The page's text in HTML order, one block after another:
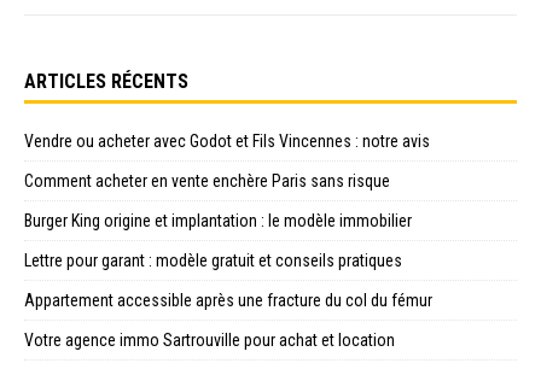
ARTICLES RÉCENTS
Vendre ou acheter avec Godot et Fils Vincennes : notre avis
Comment acheter en vente enchère Paris sans risque
Burger King origine et implantation : le modèle immobilier
Lettre pour garant : modèle gratuit et conseils pratiques
Appartement accessible après une fracture du col du fémur
Votre agence immo Sartrouville pour achat et location